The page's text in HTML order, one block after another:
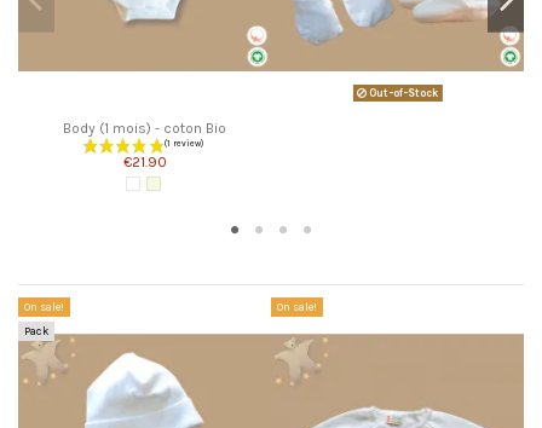
Body (1 mois) - coton Bio
€21.90
WhiteÉcru
Out-of-Stock
On sale!
Pack
On sale!